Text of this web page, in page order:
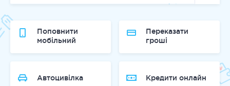
Поповнити
мобільний
Переказати
гроші
Автоцивілка Кредити онлайн